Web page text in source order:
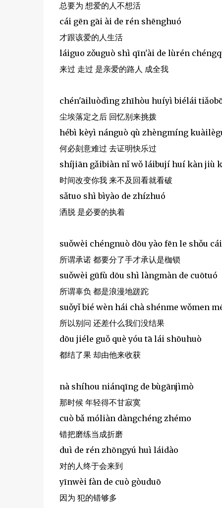
总要为 想爱的人不想活
cái gēn gāi ài de rén shēnghuó
才跟该爱的人生活
láiguo zǒuguò shì qīn'ài de lùrén
来过 走过 是亲爱的路人 成全我
chén'āiluòdìng zhīhòu huíyì biélái
尘埃落定之后 回忆别来挑拨
hébì kèyì nánguò qù zhèngmíng
何必刻意难过 去证明快乐过
shíjiān gǎibiàn nǐ wǒ láibují huí kàn jiù
时间改变你我 来不及回看就看破
sǎtuo shì bìyào de zhízhuó
洒脱 是必要的执着
suǒwèi chéngnuò dōu yào fēn le shǒu
所谓承诺 都要分了手才承认是枷锁
suǒwèi gūfù dōu shì làngmàn de cuōtuó
所谓辜负 都是浪漫地蹉跎
suǒyǐ bié wèn hái chà shénme wǒmen
所以别问 还差什么我们没结果
dōu jiéle guǒ què yóu tā lái shōuhuò
都结了果 却由他来收获
nà shíhou niánqīng de bùgānjìmò
那时候 年轻得不甘寂寞
cuò bǎ móliàn dàngchéng zhémo
错把磨练当成折磨
duì de rén zhōngyú huì láidào
对的人终于会来到
yīnwèi fàn de cuò gòuduō
因为 犯的错够多